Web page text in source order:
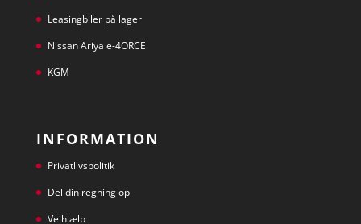
Leasingbiler på lager
Nissan Ariya e-4ORCE
KGM
INFORMATION
Privatlivspolitik
Del din regning op
Vejhjælp